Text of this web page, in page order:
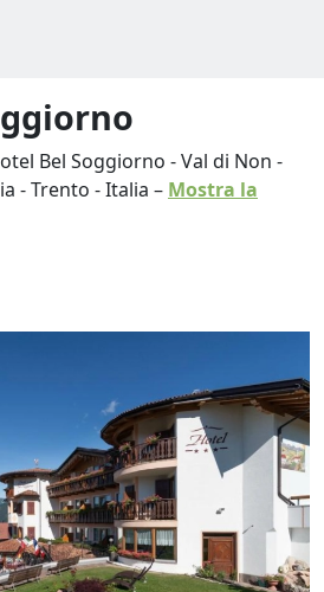
Bel Soggiorno - Val di Non -
-Trento -Italia – Mostra la